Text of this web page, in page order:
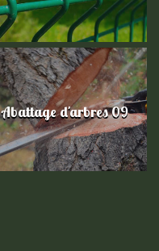
Abattage d'arbres 09